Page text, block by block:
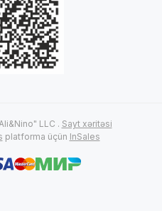
LLC . Sayt xəritəsi
platforma üçün InSales